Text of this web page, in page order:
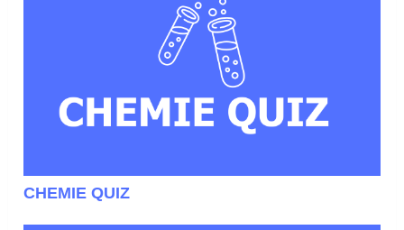
CHEMIE QUIZ